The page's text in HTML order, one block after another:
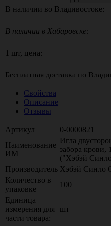
В наличии во Владивостоке:
В наличии в Хабаровске:
1 шт, цена:
Бесплатная доставка по
Свойства
Описание
Отзывы
Артикул
0-0000821
Наименование
ИМ
Игла
забора крови,
("Хэбэй
Производитель Хэбэй Синло
Количество в
упаковке
100
Единица
измерения для
части товара:
шт